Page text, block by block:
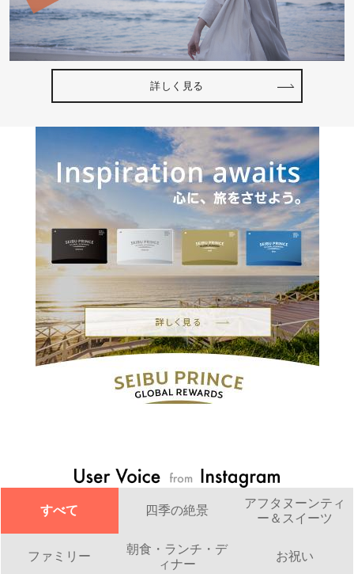
詳しく見る
すべて 四季の絶景
アフタヌーンティ
ー＆スイーツ
ファミリー
朝食・ランチ・デ
ィナー
お祝い